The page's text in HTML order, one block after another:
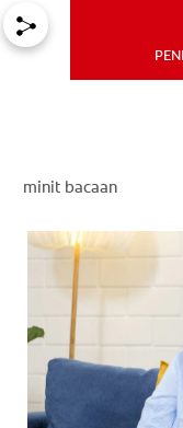
minit bacaan